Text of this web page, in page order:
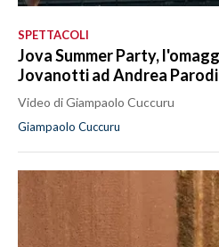
SPETTACOLI
Jova Summer Party,
Jovanotti ad Andrea Parodi
Video di Giampaolo Cuccuru
Giampaolo Cuccuru